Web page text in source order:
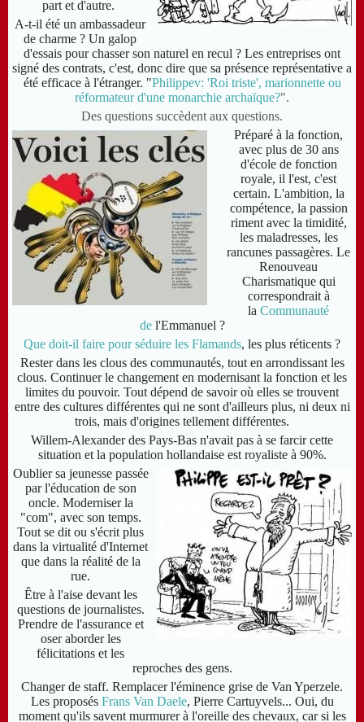
part et d'autre.
A-t-il été un ambassadeur
de charme ? Un galop
d'essais pour chasser son naturel en recul ? Les entreprises ont
signé des contrats, c'est, donc dire que sa présence représentative a
été efficace à l'étranger. "Philippev: 'Roi triste', marionnette ou
réformateur d'une monarchie archaïque?".
Des questions succèdent aux questions.
Préparé à la fonction,
avec plus de 30 ans
d'école de fonction
royale, il l'est, c'est
certain. L'ambition, la
compétence, la passion
riment avec la timidité,
les maladresses, les
rancunes passagères. Le
Renouveau
Charismatique qui
correspondrait à
laCommunauté
de l'Emmanuel ?
Que doit-il faire pour séduire les Flamands, les plus réticents ?
Rester dans les clous des communautés, tout en arrondissant les
clous. Continuer le changement en modernisant la fonction et les
limites du pouvoir. Tout dépend de savoir où elles se trouvent
entre des cultures différentes qui ne sont d'ailleurs plus, ni deux ni
trois, mais d'origines tellement différentes.
Willem-Alexander des Pays-Bas n'avait pas à se farcir cette
situation et la population hollandaise est royaliste à 90%.
Oublier sa jeunesse passée
par l'éducation de son
oncle. Moderniser la
"com", avec son temps.
Tout se dit ou s'écrit plus
dans la virtualité d'Internet
que dans la réalité de la
rue.
Être à l'aise devant les
questions de journalistes.
Prendre de l'assurance et
oser aborder les
félicitations et les
reproches des gens.
Changer de staff. Remplacer l'éminence grise de Van Yperzele.
Les proposés Frans Van Daele, Pierre Cartuyvels... Oui, du
moment qu'ils savent murmurer à l'oreille des chevaux, car si les